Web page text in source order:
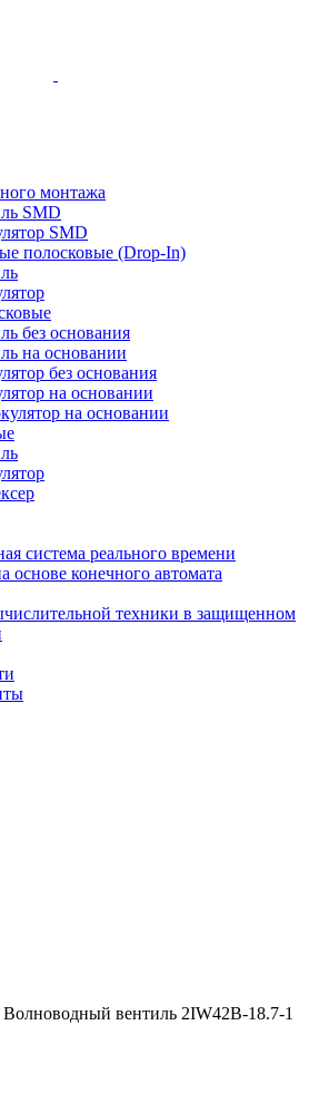
монтажа
SMD
SMD
полосковые (Drop-In)
без основания
на основании
без основания
на основании
на основании
система реального времени
конечного автомата
техники в защищенном
Волноводный вентиль 2IW42B-18.7-1